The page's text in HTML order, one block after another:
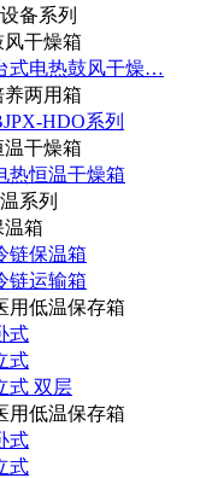
备系列
风干燥箱
式电热鼓风干燥…
两用箱
HDO系列
温干燥箱
热恒温干燥箱
系列
温箱
链保温箱
链运输箱
用低温保存箱
式
式
式 双层
用低温保存箱
式
式